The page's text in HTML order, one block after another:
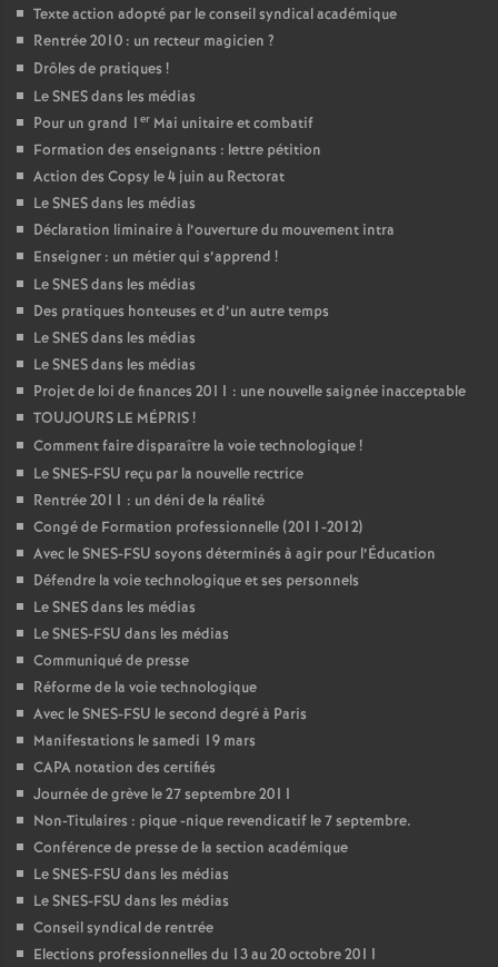
Texte action adopté par le conseil syndical académique
Rentrée 2010 : un recteur magicien ?
Drôles de pratiques !
Le SNES dans les médias
Pour un grand 1 er Mai unitaire et combatif
Formation des enseignants : lettre pétition
Action des Copsy le 4 juin au Rectorat
Le SNES dans les médias
Déclaration liminaire à l’ouverture du mouvement intra
Enseigner : un métier qui s’apprend !
Le SNES dans les médias
Des pratiques honteuses et d’un autre temps
Le SNES dans les médias
Le SNES dans les médias
Projet de loi de finances 2011 : une nouvelle saignée inacceptable
TOUJOURS LE MÉPRIS!
Comment faire disparaître la voie technologique!
Le SNES-FSU reçu par la nouvelle rectrice
Rentrée 2011 : un déni de la réalité
Congé de Formation professionnelle (2011-2012)
Avec le SNES-FSU soyons déterminés à agir pour l’Éducation
Défendre la voie technologique et ses personnels
Le SNES dans les médias
Le SNES-FSU dans les médias
Communiqué de presse
Réforme de la voie technologique
Avec le SNES-FSU le second degré à Paris
Manifestations le samedi 19 mars
CAPA notation des certifiés
Journée de grève le 27 septembre 2011
Non-Titulaires : pique -nique revendicatif le 7 septembre.
Conférence de presse de la section académique
Le SNES-FSU dans les médias
Le SNES-FSU dans les médias
Conseil syndical de rentrée
Elections professionnelles du 13 au 20 octobre 2011